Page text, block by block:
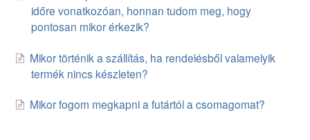
időre vonatkozóan, honnan tudom meg, hogy
pontosan mikor érkezik?
Mikor történik a szállítás, ha rendelésből valamelyik
termék nincs készleten?
Mikor fogom megkapni a futártól a csomagomat?